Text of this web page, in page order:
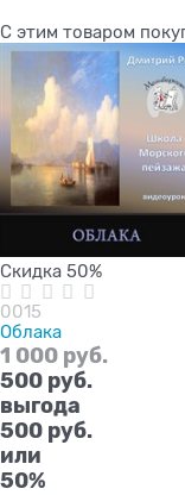
С этим товаром
Скидка 50%
0015
Облака
1 000 руб.
500 руб.
выгода
500 руб.
или
50%